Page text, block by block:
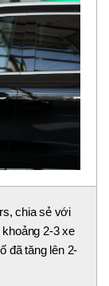
chia sẻ với
2-3 xe
đã tăng lên 2-